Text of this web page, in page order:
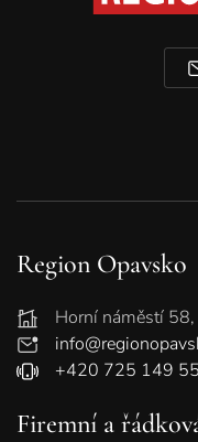
Region Opavsko
Horní náměstí
+420 725 149
Firemní a